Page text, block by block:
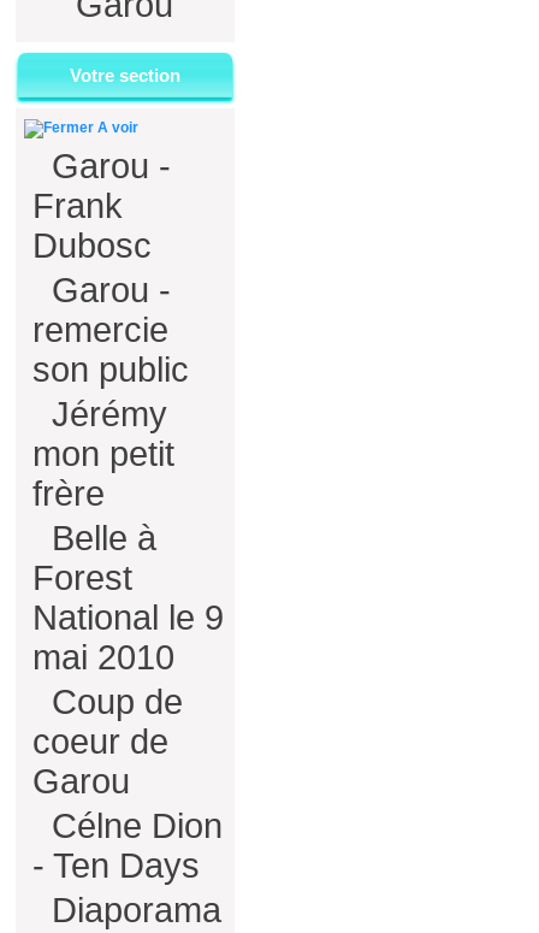
Votre section
A voir
Garou -
Frank
Dubosc
Garou -
remercie
son public
Jérémy
mon petit
frère
Belle à
Forest
National le 9
mai 2010
Coup de
coeur de
Garou
Célne Dion
- Ten Days
Diaporama